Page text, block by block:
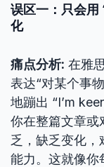
误区一：只会用
化
痛点分析: 在雅
表达“对某个事
地蹦出 “I’m
你在整篇文章或
乏，缺乏变化，
能力。这就像你